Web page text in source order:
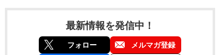
最新情報を発信中！
フォロー メルマガ登録